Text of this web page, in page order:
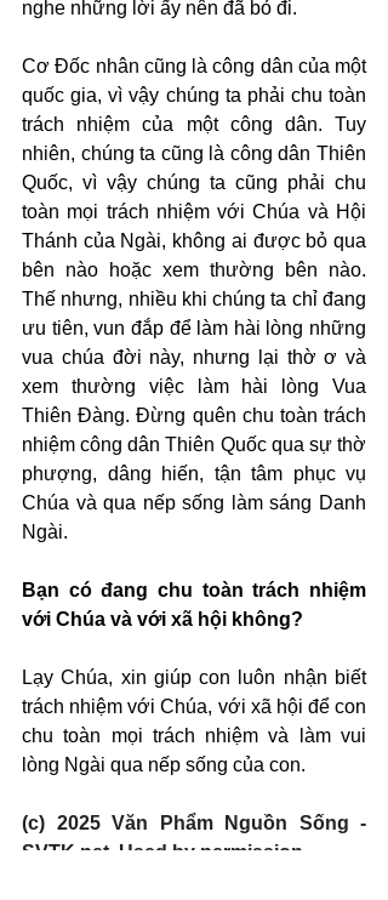
nghe những lời ấy nên đã bỏ đi.
Cơ Đốc nhân cũng là công dân của một
quốc gia, vì vậy chúng ta phải chu toàn
trách nhiệm của một công dân. Tuy
nhiên, chúng ta cũng là công dân Thiên
Quốc, vì vậy chúng ta cũng phải chu
toàn mọi trách nhiệm với Chúa và Hội
Thánh của Ngài, không ai được bỏ qua
bên nào hoặc xem thường bên nào.
Thế nhưng, nhiều khi chúng ta chỉ đang
ưu tiên, vun đắp để làm hài lòng những
vua chúa đời này, nhưng lại thờ ơ và
xem thường việc làm hài lòng Vua
Thiên Đàng. Đừng quên chu toàn trách
nhiệm công dân Thiên Quốc qua sự thờ
phượng, dâng hiến, tận tâm phục vụ
Chúa và qua nếp sống làm sáng Danh
Ngài.
Bạn có đang chu toàn trách nhiệm
với Chúa và với xã hội không?
Lạy Chúa, xin giúp con luôn nhận biết
trách nhiệm với Chúa, với xã hội để con
chu toàn mọi trách nhiệm và làm vui
lòng Ngài qua nếp sống của con.
(c) 2025 Văn Phẩm Nguồn Sống -
SVTK.net. Used by permission.